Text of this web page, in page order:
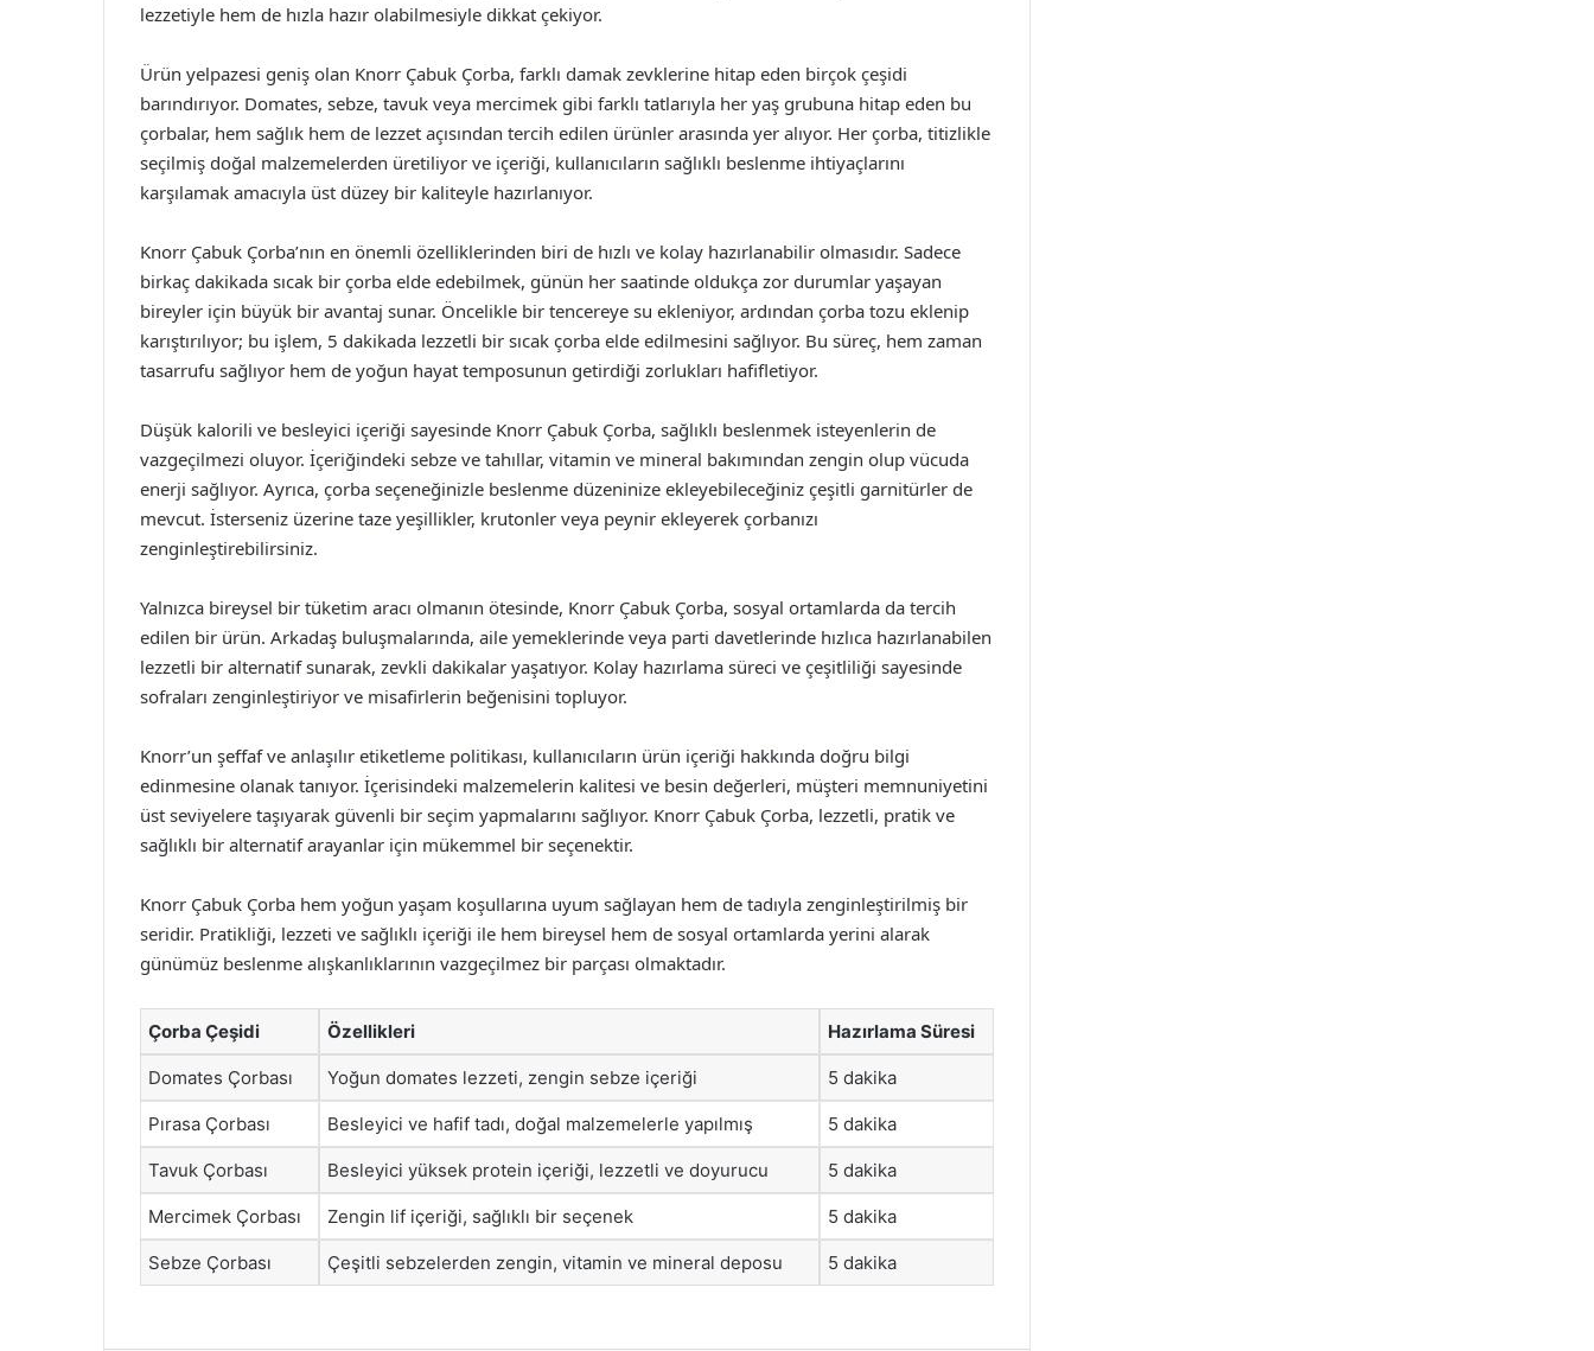
lezzetiyle hem de hızla hazır olabilmesiyle dikkat çekiyor.
Ürün yelpazesi geniş olan Knorr Çabuk Çorba, farklı damak zevklerine hitap eden birçok çeşidi
barındırıyor. Domates, sebze, tavuk veya mercimek gibi farklı tatlarıyla her yaş grubuna hitap eden bu
çorbalar, hem sağlık hem de lezzet açısından tercih edilen ürünler arasında yer alıyor. Her çorba, titizlikle
seçilmiş doğal malzemelerden üretiliyor ve içeriği, kullanıcıların sağlıklı beslenme ihtiyaçlarını
karşılamak amacıyla üst düzey bir kaliteyle hazırlanıyor.
Knorr Çabuk Çorba’nın en önemli özelliklerinden biri de hızlı ve kolay hazırlanabilir olmasıdır. Sadece
birkaç dakikada sıcak bir çorba elde edebilmek, günün her saatinde oldukça zor durumlar yaşayan
bireyler için büyük bir avantaj sunar. Öncelikle bir tencereye su ekleniyor, ardından çorba tozu eklenip
karıştırılıyor; bu işlem, 5 dakikada lezzetli bir sıcak çorba elde edilmesini sağlıyor. Bu süreç, hem zaman
tasarrufu sağlıyor hem de yoğun hayat temposunun getirdiği zorlukları hafifletiyor.
Düşük kalorili ve besleyici içeriği sayesinde Knorr Çabuk Çorba, sağlıklı beslenmek isteyenlerin de
vazgeçilmezi oluyor. İçeriğindeki sebze ve tahıllar, vitamin ve mineral bakımından zengin olup vücuda
enerji sağlıyor. Ayrıca, çorba seçeneğinizle beslenme düzeninize ekleyebileceğiniz çeşitli garnitürler de
mevcut. İsterseniz üzerine taze yeşillikler, krutonler veya peynir ekleyerek çorbanızı
zenginleştirebilirsiniz.
Yalnızca bireysel bir tüketim aracı olmanın ötesinde, Knorr Çabuk Çorba, sosyal ortamlarda da tercih
edilen bir ürün. Arkadaş buluşmalarında, aile yemeklerinde veya parti davetlerinde hızlıca hazırlanabilen
lezzetli bir alternatif sunarak, zevkli dakikalar yaşatıyor. Kolay hazırlama süreci ve çeşitliliği sayesinde
sofraları zenginleştiriyor ve misafirlerin beğenisini topluyor.
Knorr’un şeffaf ve anlaşılır etiketleme politikası, kullanıcıların ürün içeriği hakkında doğru bilgi
edinmesine olanak tanıyor. İçerisindeki malzemelerin kalitesi ve besin değerleri, müşteri memnuniyetini
üst seviyelere taşıyarak güvenli bir seçim yapmalarını sağlıyor. Knorr Çabuk Çorba, lezzetli, pratik ve
sağlıklı bir alternatif arayanlar için mükemmel bir seçenektir.
Knorr Çabuk Çorba hem yoğun yaşam koşullarına uyum sağlayan hem de tadıyla zenginleştirilmiş bir
seridir. Pratikliği, lezzeti ve sağlıklı içeriği ile hem bireysel hem de sosyal ortamlarda yerini alarak
günümüz beslenme alışkanlıklarının vazgeçilmez bir parçası olmaktadır.
Çorba Çeşidi Özellikleri Hazırlama Süresi
Domates Çorbası Yoğun domates lezzeti, zengin sebze içeriği 5 dakika
Pırasa Çorbası Besleyici ve hafif tadı, doğal malzemelerle yapılmış 5 dakika
Tavuk Çorbası Besleyici yüksek protein içeriği, lezzetli ve doyurucu 5 dakika
Mercimek Çorbası Zengin lif içeriği, sağlıklı bir seçenek 5 dakika
Sebze Çorbası Çeşitli sebzelerden zengin, vitamin ve mineral deposu 5 dakika